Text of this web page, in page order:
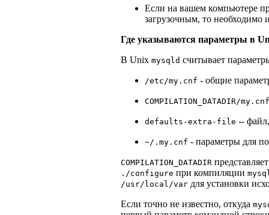
Если на вашем компьютере
загрузочным, то необходимо
Где указываются параметры в
В Unix mysqld считывает
/etc/my.cnf - общие
COMPILATION_DATADIR/my.cnf
defaults-extra-file --
~/.my.cnf - параметры для
COMPILATION_DATADIR
./configure при компиляции
/usr/local/var для установки
Если точно не известно, откуда